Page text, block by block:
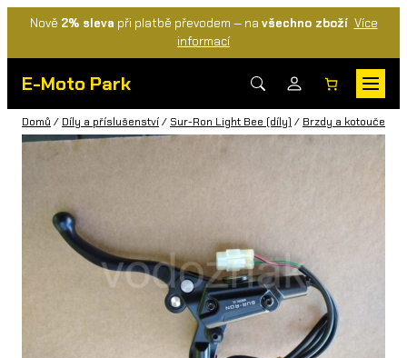
Nově 2% sleva při platbě převodem — na všechno zboží Více
informací
E-Moto Park
Domů / Díly a příslušenství/ Sur-Ron Light Bee (díly) / Brzdy a kotouče